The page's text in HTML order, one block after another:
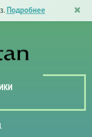
Подробнее